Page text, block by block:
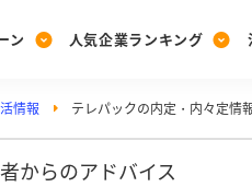
ン
る
人気企業ランキング
ングを見る
企業特集
情報 テレパックの内定・内々定情
からのアドバイス